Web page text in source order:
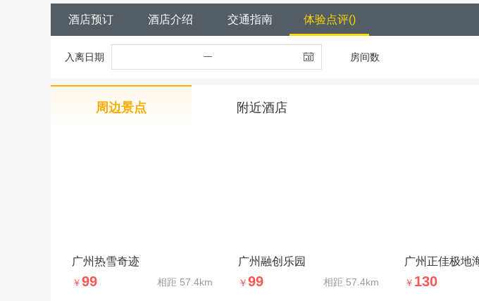
酒店预订 酒店介绍 交通指南 体验点评()
入离日期 房间数
周边景点 附近酒店
广州热雪奇迹
￥99 相距 57.4km
广州融创乐园
￥99 相距 57.4km
广州正佳极地
￥ 130